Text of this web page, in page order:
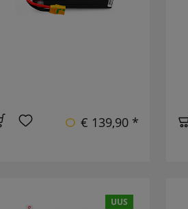
€ 139,90 *
UUS